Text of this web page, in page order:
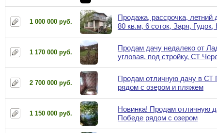
1 000 000 руб.
Продажа, рассрочка, летний
80 кв.м, 6 соток, Заря,
1 170 000 руб.
Продам дачу недалеко от
угловая, под стройку, СТ
2 700 000 руб.
Продам отличную дачу в СТ
рядом с озером и пляжем
1 150 000 руб.
Новинка! Продам отличную
Победе рядом с озером